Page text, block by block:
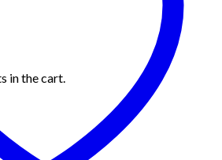
in the cart.